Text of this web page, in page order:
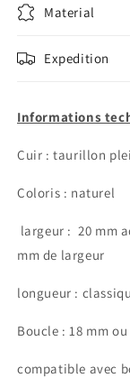
Material
Expedition
Informations
Cuir : taurillon
Coloris : naturel
largeur : 20 mm
mm de largeur
longueur :
Boucle : 18 mm ou
compatible avec